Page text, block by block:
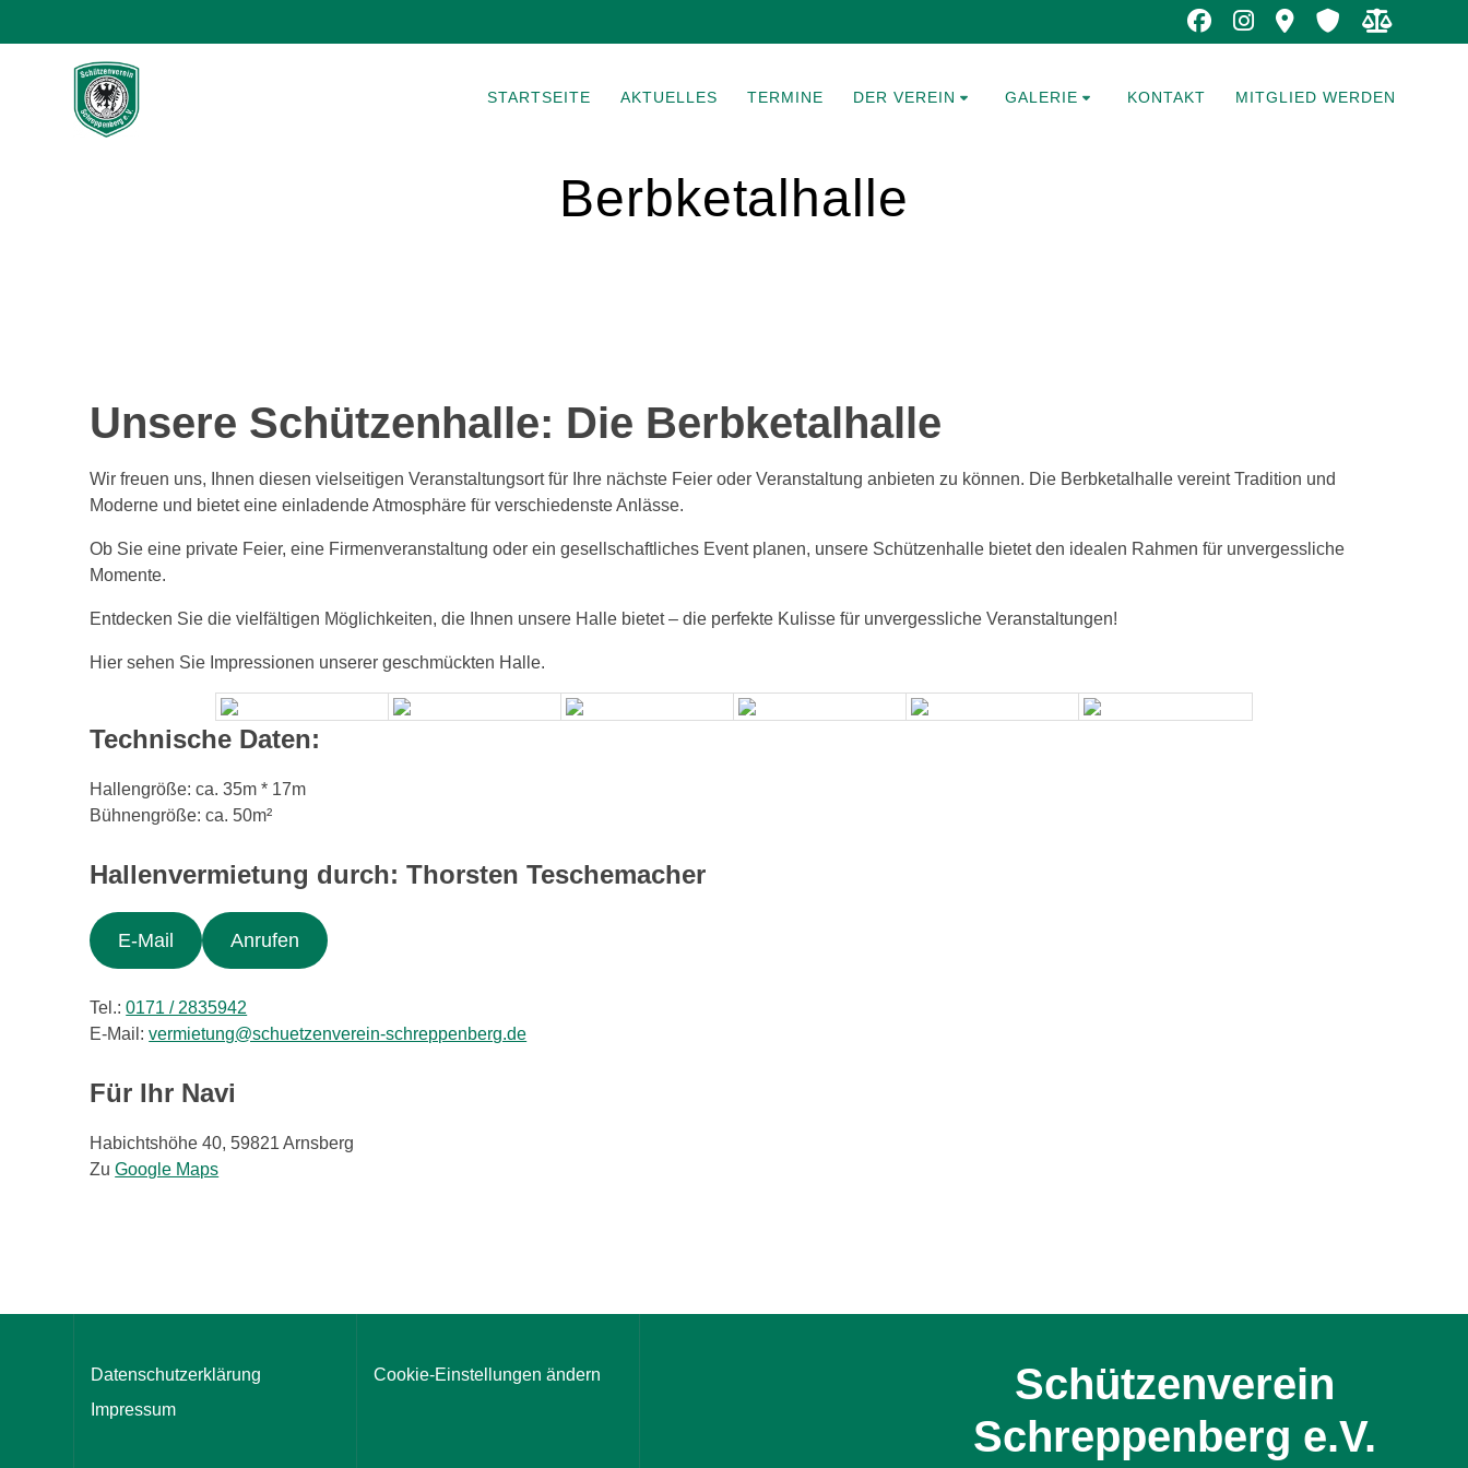
STARTSEITE AKTUELLES TERMINE DER VEREIN GALERIE KONTAKT MITGLIED WERDEN
Berbketalhalle
Unsere Schützenhalle: Die Berbketalhalle
Wir freuen uns, Ihnen diesen vielseitigen Veranstaltungsort für Ihre nächste Feier oder Veranstaltung anbieten zu können. Die Berbketalhalle vereint Tradition und
Moderne und bietet eine einladende Atmosphäre für verschiedenste Anlässe.
Ob Sie eine private Feier, eine Firmenveranstaltung oder ein gesellschaftliches Event planen, unsere Schützenhalle bietet den idealen Rahmen für unvergessliche
Momente.
Entdecken Sie die vielfältigen Möglichkeiten, die Ihnen unsere Halle bietet – die perfekte Kulisse für unvergessliche Veranstaltungen!
Hier sehen Sie Impressionen unserer geschmückten Halle.
Technische Daten:
Hallengröße: ca. 35m * 17m
Bühnengröße: ca. 50m²
Hallenvermietung durch: Thorsten Teschemacher
E-Mail Anrufen
Tel.:0171 / 2835942
E-Mail:vermietung@schuetzenverein-schreppenberg.de
Für Ihr Navi
Habichtshöhe 40, 59821 Arnsberg
ZuGoogle Maps
Datenschutzerklärung
Impressum
Cookie-Einstellungen ändern
Schützenverein
Schreppenberg e.V.